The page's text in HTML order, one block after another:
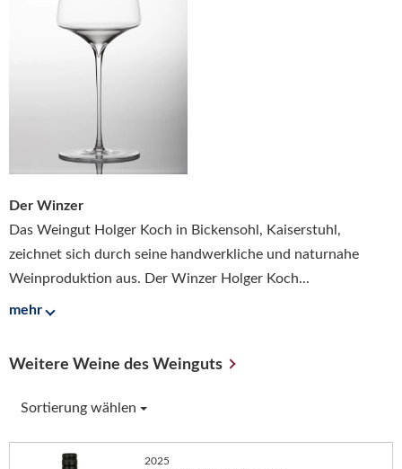
Der Winzer
Das Weingut Holger Koch in Bickensohl, Kaiserstuhl,
zeichnet sich durch seine handwerkliche und naturnahe
Weinproduktion aus. Der Winzer Holger Koch...
mehr
Weitere Weine des Weinguts
Sortierung wählen
2025